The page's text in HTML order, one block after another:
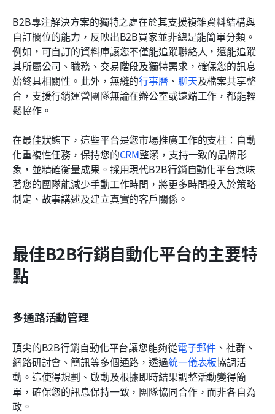
B2B專注解決方案的獨特之處在於其支援複雜資料結構與
自訂欄位的能力，反映出B2B買家並非總是能簡單分類。
例如，可自訂的資料庫讓您不僅能追蹤聯絡人，還能追蹤
其所屬公司、職務、交易階段及獨特需求，確保您的訊息
始終具相關性。此外，無縫的行事曆、 聊天及檔案共享整
合，支援行銷運營團隊無論在辦公室或遠端工作，都能輕
鬆協作。
在最佳狀態下，這些平台是您市場推廣工作的支柱：自動
化重複性任務，保持您的CRM整潔，支持一致的品牌形
象，並精確衡量成果。採用現代B2B行銷自動化平台意味
著您的團隊能減少手動工作時間，將更多時間投入於策略
制定、故事講述及建立真實的客戶關係。
最佳B2B行銷自動化平台的主要特
點
多通路活動管理
頂尖的B2B行銷自動化平台讓您能夠從電子郵件 、社群、
網路研討會、簡訊等多個通路，透過統一儀表板協調活
動。這使得規劃、啟動及根據即時結果調整活動變得簡
單，確保您的訊息保持一致，團隊協同合作，而非各自為
政。